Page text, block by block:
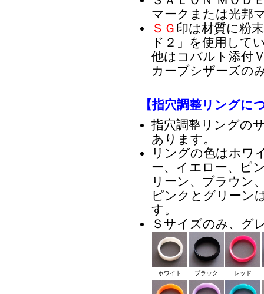
マークまたは光邦
ＳＧ 印は材質に粉
ド２」を使用して
他はコバルト添付
カーブシザーズの
【指穴調整リングに
指穴調整リングの
あります。
リングの色はホワ
ー、イエロー、ピ
リーン、ブラウン
ピンクとグリーン
す。
Ｓサイズのみ、グ
ホワイト ブラック レッド